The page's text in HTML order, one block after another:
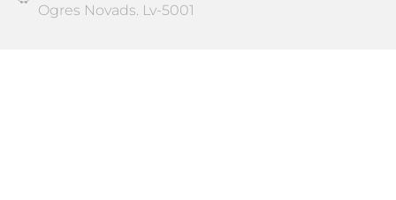
Ogres Novads. Lv-5001